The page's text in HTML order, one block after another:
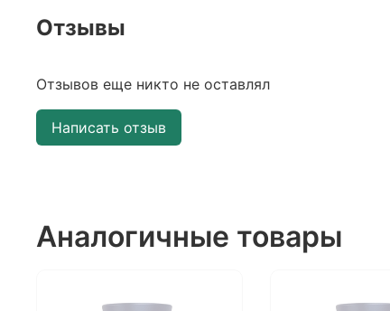
Отзывы
Отзывов еще никто не оставлял
Написать отзыв
Аналогичные товары